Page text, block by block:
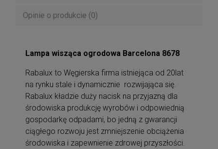
Opinie o produkcie (0)
Lampa wisząca ogrodowa Barcelona 8678
Rabalux to Węgierska firma istniejąca od 20lat
na rynku stale i dynamicznie rozwijająca się.
Rabalux kładzie duży nacisk na przyjazną dla
środowiska produkcję wyrobów i odpowiednią
gospodarkę odpadami, bo jedną z gwarancji
ciągłego rozwoju jest zmniejszenie obciążenia
środowiska i zapewnienie zdrowej przyszłości.